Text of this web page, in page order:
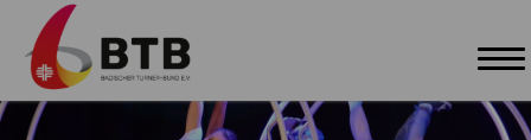
Zum Hauptinhalt springen